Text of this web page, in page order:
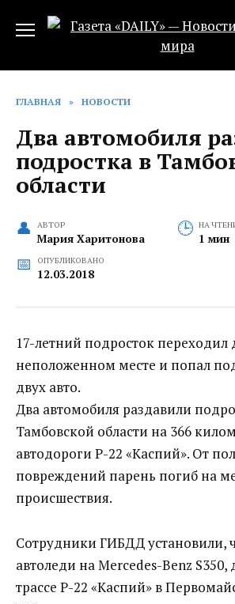
ГЛАВНАЯ » НОВОСТИ
Два автомобиля
подростка в
области
АВТОР
Мария Харитонова
НА
1 мин
ОПУБЛИКОВАНО
12.03.2018
17-летний подросток переходил
неположенном месте и попал
двух авто.
Два автомобиля раздавили
Тамбовской области на 366
автодороги Р-22 «Каспий». От
повреждений парень погиб на
происшествия.
Сотрудники ГИБДД установили,
автоледи на Mercеdes-Benz S350,
трассе Р-22 «Каспий» в